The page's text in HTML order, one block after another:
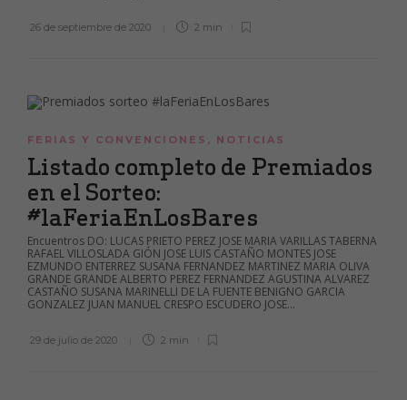
26 de septiembre de 2020 2 min
FERIAS Y CONVENCIONES , NOTICIAS
Listado completo de Premiados
en el Sorteo:
#laFeriaEnLosBares
Encuentros DO: LUCAS PRIETO PEREZ JOSE MARIA VARILLAS TABERNA
RAFAEL VILLOSLADA GIÓN JOSE LUIS CASTAÑO MONTES JOSE
EZMUNDO ENTERREZ SUSANA FERNANDEZ MARTINEZ MARIA OLIVA
GRANDE GRANDE ALBERTO PEREZ FERNANDEZ AGUSTINA ALVAREZ
CASTAÑO SUSANA MARINELLI DE LA FUENTE BENIGNO GARCIA
GONZALEZ JUAN MANUEL CRESPO ESCUDERO JOSE...
29 de julio de 2020 2 min